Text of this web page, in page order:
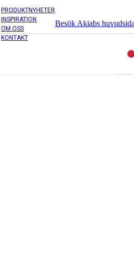
PRODUKTNYHETER
INSPIRATION
OM OSS
KONTAKT
Besök Akiabs